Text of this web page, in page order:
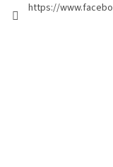
https://